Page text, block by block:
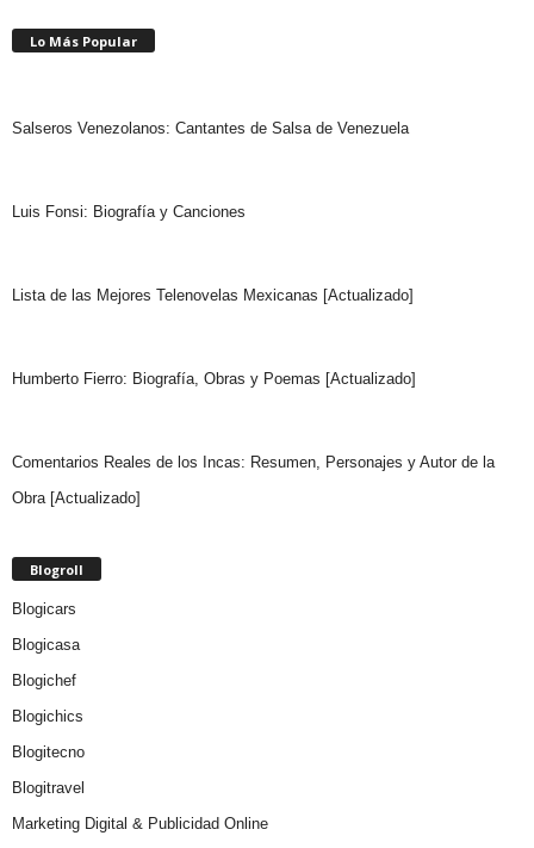
Lo Más Popular
Salseros Venezolanos: Cantantes de Salsa de Venezuela
Luis Fonsi: Biografía y Canciones
Lista de las Mejores Telenovelas Mexicanas [Actualizado]
Humberto Fierro: Biografía, Obras y Poemas [Actualizado]
Comentarios Reales de los Incas: Resumen, Personajes y Autor de la
Obra [Actualizado]
Blogroll
Blogicars
Blogicasa
Blogichef
Blogichics
Blogitecno
Blogitravel
Marketing Digital & Publicidad Online